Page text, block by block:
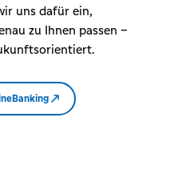
uns dafür ein,
zu Ihnen passen –